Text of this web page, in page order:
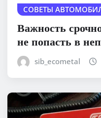
СОВЕТЫ
Важность
не попасть в
sib_ecometal